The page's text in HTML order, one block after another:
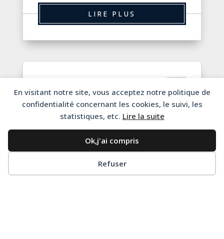
En visitant notre site, vous acceptez notre politique de
confidentialité concernant les cookies, le suivi, les
statistiques, etc. Lire la suite
Ok,j'ai compris
Refuser
LIRE PLUS